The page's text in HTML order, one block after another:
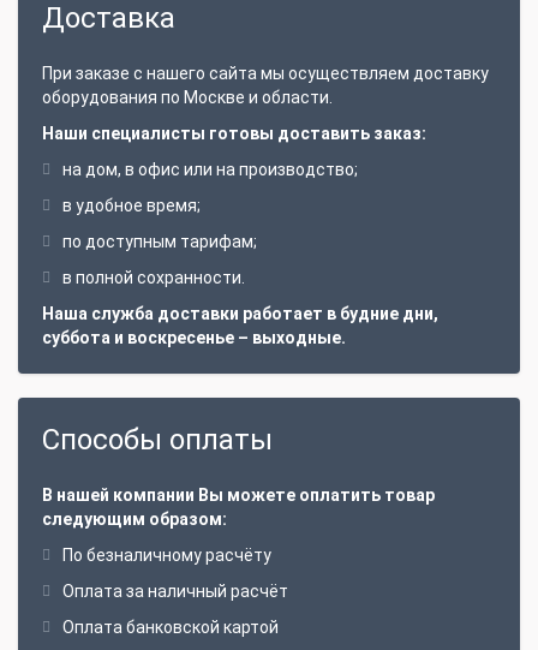
Доставка
При заказе с нашего сайта мы осуществляем доставку
оборудования по Москве и области.
Наши специалисты готовы доставить заказ:
на дом, в офис или на производство;
в удобное время;
по доступным тарифам;
в полной сохранности.
Наша служба доставки работает в будние дни,
суббота и воскресенье – выходные.
Способы оплаты
В нашей компании Вы можете оплатить товар
следующим образом:
По безналичному расчёту
Оплата за наличный расчёт
Оплата банковской картой